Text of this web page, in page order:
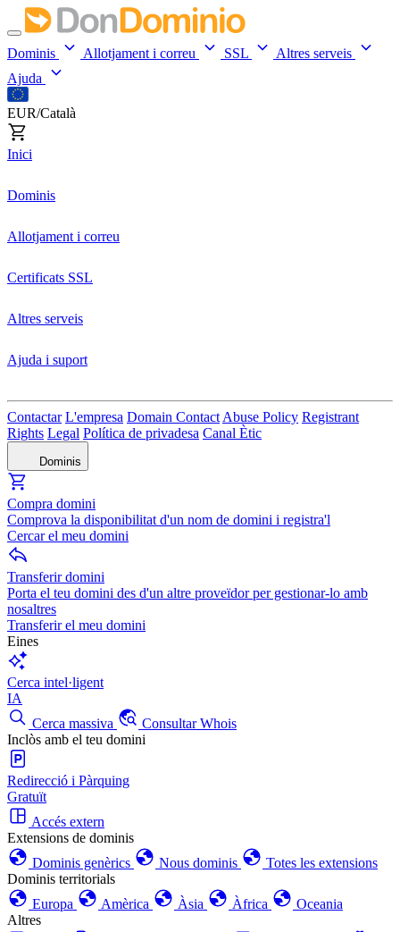
Dominis Allotjament i correu SSL
Altres serveis
Ajuda
EUR/Català
Inici
Dominis
Allotjament i correu
Certificats SSL
Altres serveis
Ajuda i suport
Contactar L'empresa Domain Contact Abuse Policy Registrant
Rights Legal Política de privadesa Canal Ètic
Dominis
Compra domini
Comprova la disponibilitat d'un nom de domini i registra'l
Cercar el meu domini
Transferir domini
Porta el teu domini des d'un altre proveïdor per gestionar-lo amb
nosaltres
Transferir el meu domini
Eines
Cerca intel·ligent
IA
Cerca massiva
Consultar Whois
Inclòs amb el teu domini
Redirecció i Pàrquing
Gratuït
Accés extern
Extensions de dominis
Dominis genèrics
Nous dominis
Totes les extensions
Dominis territorials
Europa
Amèrica Àsia Àfrica
Oceania
Altres